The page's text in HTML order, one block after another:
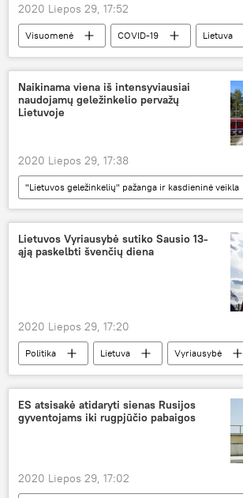
2020 Liepos 29, 17:52
Visuomenė COVID-19
Lietuva
Naujo koronaviruso protrūkis Lietuvoje ir pasaulyje
Naikinama viena iš intensyviausiai
naudojamų geležinkelio pervažų
Lietuvoje
2020 Liepos 29, 17:38
"Lietuvos geležinkelių" pažanga ir kasdieninė veikla
Visuomenė
geležinkelio pervaža
Vievis
Lietuvos Vyriausybė sutiko Sausio 13-
ąją paskelbti švenčių diena
2020 Liepos 29, 17:20
Politika Lietuva
Vyriausybė
Sausio 13-oji
šventė
ES atsisakė atidaryti sienas Rusijos
gyventojams iki rugpjūčio pabaigos
2020 Liepos 29, 17:02